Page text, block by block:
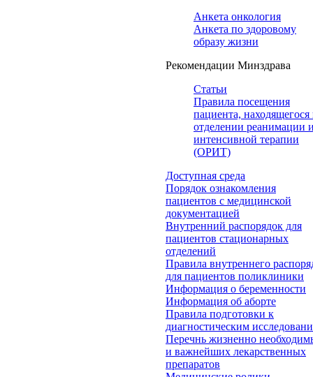
Анкета онкология
Анкета по здоровому
образу жизни
Рекомендации Минздрава
Статьи
Правила посещения
пациента, находящегося
отделении реанимации и
интенсивной терапии
(ОРИТ)
Доступная среда
Порядок ознакомления
пациентов с медицинской
документацией
Внутренний распорядок для
пациентов стационарных
отделений
Правила внутреннего
для пациентов поликлиники
Информация о беременности
Информация об аборте
Правила подготовки к
диагностическим
Перечнь жизненно
и важнейших лекарственных
препаратов